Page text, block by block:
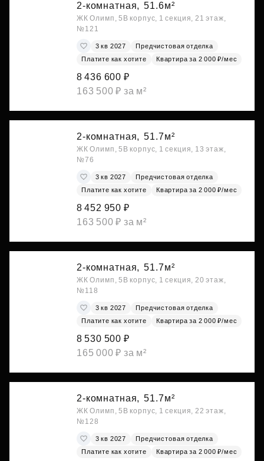
2-комнатная, 51.6м²
ЖК Олимп, 5В корпус, 1 секция, 21 этаж,
№121
3 кв 2027
Предчистовая отделка
Платите как хотите
Квартира за 2 000 ₽/мес
8 436 600 ₽
163 500 ₽ за м²
2-комнатная, 51.7м²
ЖК Олимп, 5В корпус, 1 секция, 13 этаж,
№76
3 кв 2027
Предчистовая отделка
Платите как хотите
Квартира за 2 000 ₽/мес
8 452 950 ₽
163 500 ₽ за м²
2-комнатная, 51.7м²
ЖК Олимп, 5В корпус, 1 секция, 20 этаж,
№118
3 кв 2027
Предчистовая отделка
Платите как хотите
Квартира за 2 000 ₽/мес
8 530 500 ₽
165 000 ₽ за м²
2-комнатная, 51.7м²
ЖК Олимп, 5В корпус, 1 секция, 22 этаж,
№128
3 кв 2027
Предчистовая отделка
Платите как хотите
Квартира за 2 000 ₽/мес